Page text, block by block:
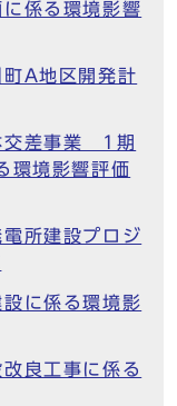
係る環境影響
A地区開発計
交差事業 1期
環境影響評価
所建設プロジ
に係る環境影
良工事に係る